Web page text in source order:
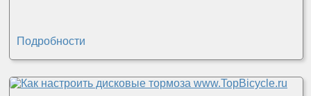
Подробности